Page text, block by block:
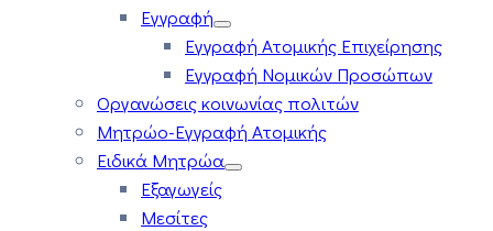
Εγγραφή
Εγγραφή Ατομικής Επιχείρησης
Εγγραφή Νομικών Προσώπων
Οργανώσεις κοινωνίας πολιτών
Μητρώο-Εγγραφή Ατομικής
Ειδικά Μητρώα
Εξαγωγείς
Μεσίτες